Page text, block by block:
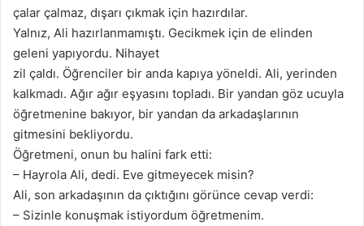
çalar çalmaz, dışarı çıkmak için hazırdılar.
Yalnız, Ali hazırlanmamıştı. Gecikmek için de elinden
geleni yapıyordu. Nihayet
zil çaldı. Öğrenciler bir anda kapıya yöneldi. Ali, yerinden
kalkmadı. Ağır ağır eşyasını topladı. Bir yandan göz ucuyla
öğretmenine bakıyor, bir yandan da arkadaşlarının
gitmesini bekliyordu.
Öğretmeni, onun bu halini fark etti:
– Hayrola Ali, dedi. Eve gitmeyecek misin?
Ali, son arkadaşının da çıktığını görünce cevap verdi:
– Sizinle konuşmak istiyordum öğretmenim.